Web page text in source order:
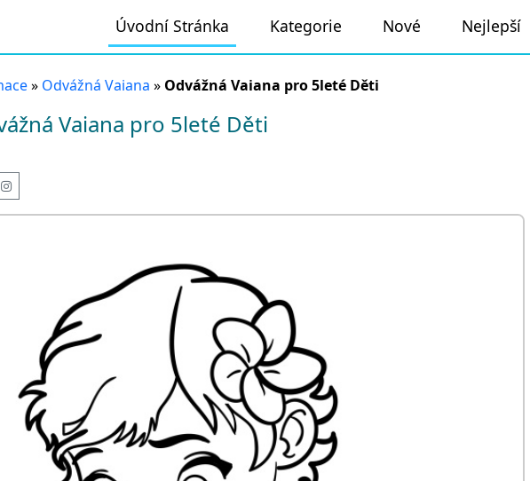
Úvodní Stránka Kategorie Nové Nejlepší
» Odvážná Vaiana » Odvážná Vaiana pro 5leté Děti
Vaiana pro 5leté Děti